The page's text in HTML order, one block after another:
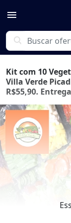
menu
search
Kit com 10
Villa Verde
R$55,90.